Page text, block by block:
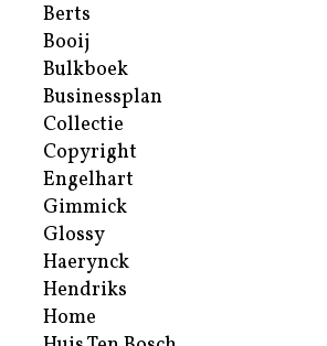
Berts
Booij
Bulkboek
Businessplan
Collectie
Copyright
Engelhart
Gimmick
Glossy
Haerynck
Hendriks
Home